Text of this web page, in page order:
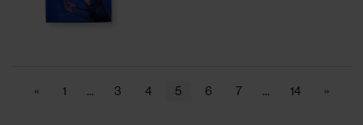
« 1 ... 3 4 5 6 7 ... 14 »